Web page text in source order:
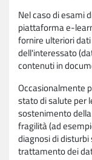
Nel caso di esami
piattaforma e-
fornire ulteriori
dell'interessato
contenuti in
Occasionalmente
stato di salute per
sostenimento
fragilità (ad
diagnosi di disturbi
trattamento dei